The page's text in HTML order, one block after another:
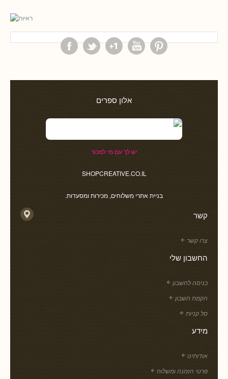
אלון ספרים
יש לך עם מי למכור
SHOPCREATIVE.CO.IL
בניית אתרי משלוחים, מכירות ומסעדות.
קשר
צרו קשר
החשבון שלי
כניסה לחשבון
הקמת חשבון
סל קניות
מידע
אודותינו
פרטי הזמנה ומשלוח